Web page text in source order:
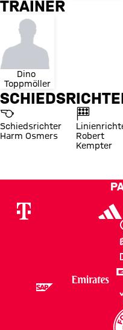
TRAINER
Dino
Toppmöller
Schiedsrichter
Harm Osmers
Robert
Kempter